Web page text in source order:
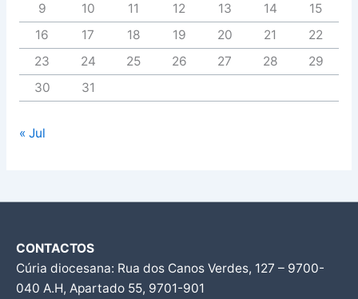
9
10 11 12 13 14
15
16
17 18 19 20 21
22
23
24 25 26 27 28
29
30
31
« Jul
CONTACTOS
Cúria diocesana: Rua dos Canos Verdes, 127 – 9700-
040 A.H, Apartado 55, 9701-901